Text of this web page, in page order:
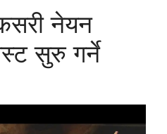
नेयन
सुरु गर्ने